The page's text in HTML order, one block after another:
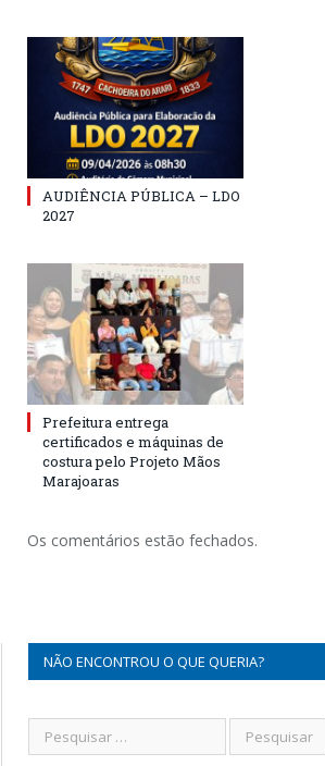
AUDIÊNCIA PÚBLICA – LDO
2027
Prefeitura entrega
certificados e máquinas de
costura pelo Projeto Mãos
Marajoaras
Os comentários estão fechados.
NÃO ENCONTROU O QUE QUERIA?